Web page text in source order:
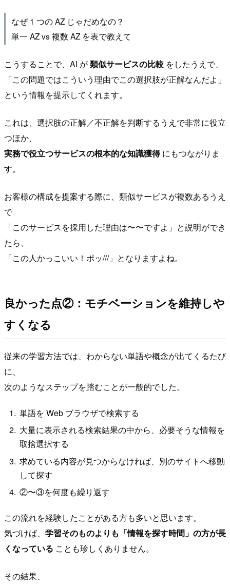
なぜ 1 つの AZ じゃだめなの？
単一 AZ vs 複数 AZ を表で教えて
こうすることで、AI が類似サービスの比較 をしたうえで、
「この問題ではこういう理由でこの選択肢が正解なんだよ」
という情報を提示してくれます。
これは、選択肢の正解／不正解を判断するうえで非常に役立
つほか、
実務で役立つサービスの根本的な知識獲得にもつながりま
す。
お客様の構成を提案する際に、類似サービスが複数あるうえ
で
「このサービスを採用した理由は〜〜ですよ」と説明ができ
たら、
「この人かっこいい！ポッ///」となりますよね。
良かった点②：モチベーションを維持しや
すくなる
従来の学習方法では、わからない単語や概念が出てくるたび
に、
次のようなステップを踏むことが一般的でした。
単語を Web ブラウザで検索する
大量に表示される検索結果の中から、必要そうな情報を
取捨選択する
求めている内容が見つからなければ、別のサイトへ移動
して探す
②〜③を何度も繰り返す
この流れを経験したことがある方も多いと思います。
気づけば、 学習そのものよりも「情報を探す時間」の方が長
くなっている ことも珍しくありません。
その結果、